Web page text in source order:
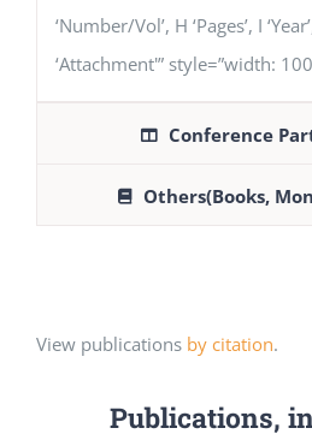
‘Number/Vol’, H ‘Pages’, I
‘Attachment'” style=”width:
Conference
Others(Books,
View publications by citation.
Publications,